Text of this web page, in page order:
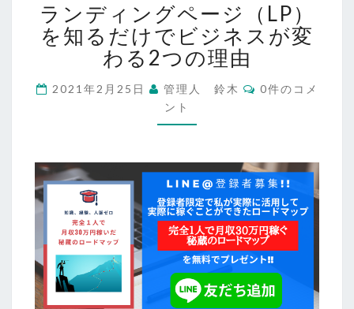
ン
デ
ィ
ン
グ
ペ
ー
を
知
る
だ
け
で
ビ
ジ
ランディングページ（LP）
を知るだけでビジネスが変
わる2つの理由
2021年2月25日 管理人 鈴木
コ
メ
0件のコメ
ント